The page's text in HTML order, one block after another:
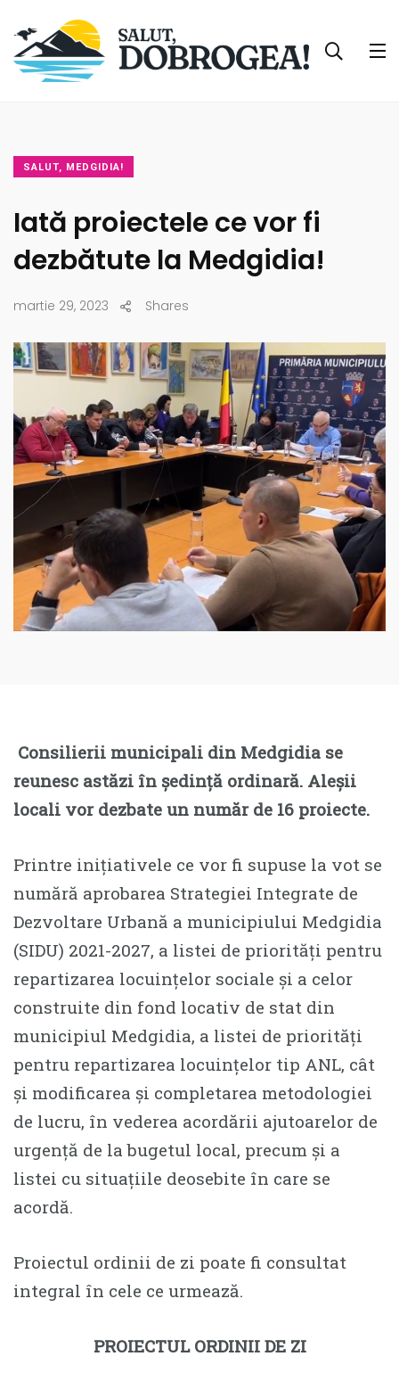
SALUT, MEDGIDIA!
Iată proiectele ce vor fi
dezbătute la Medgidia!
martie 29, 2023 Shares
Consilierii municipali din Medgidia se
reunesc astăzi în ședință ordinară. Aleșii
locali vor dezbate un număr de 16 proiecte.
Printre inițiativele ce vor fi supuse la vot se
numără aprobarea Strategiei Integrate de
Dezvoltare Urbană a municipiului Medgidia
(SIDU) 2021-2027, a listei de priorități pentru
repartizarea locuințelor sociale și a celor
construite din fond locativ de stat din
municipiul Medgidia, a listei de priorități
pentru repartizarea locuințelor tip ANL, cât
și modificarea și completarea metodologiei
de lucru, în vederea acordării ajutoarelor de
urgență de la bugetul local, precum și a
listei cu situațiile deosebite în care se
acordă.
Proiectul ordinii de zi poate fi consultat
integral în cele ce urmează.
PROIECTUL ORDINII DE ZI